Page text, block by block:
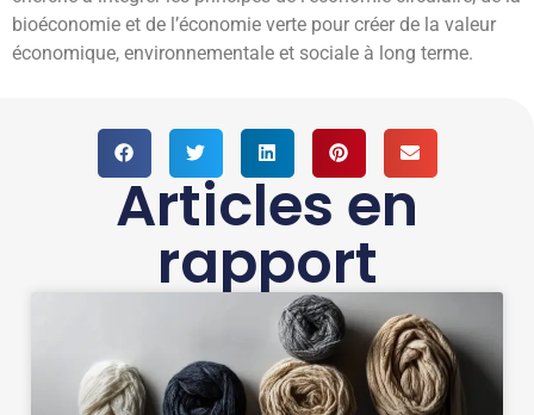
bioéconomie et de l’économie verte pour créer de la valeur
économique, environnementale et sociale à long terme.
Articles en
rapport